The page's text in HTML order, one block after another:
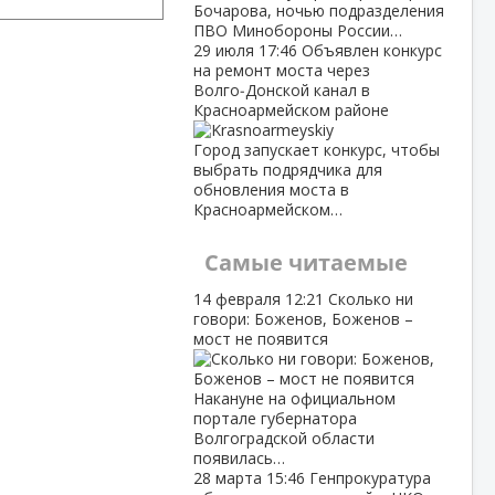
Бочарова, ночью подразделения
ПВО Минобороны России…
29 июля 17:46 Объявлен конкурс
на ремонт моста через
Волго‑Донской канал в
Красноармейском районе
Город запускает конкурс, чтобы
выбрать подрядчика для
обновления моста в
Красноармейском…
Самые читаемые
14 февраля 12:21 Сколько ни
говори: Боженов, Боженов –
мост не появится
Накануне на официальном
портале губернатора
Волгоградской области
появилась…
28 марта 15:46 Генпрокуратура